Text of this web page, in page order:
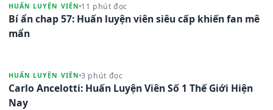
HUẤN LUYỆN VIÊN 11 phút đọc
Bí ẩn chap 57: Huấn luyện viên siêu cấp khiến fan mê
mẩn
HUẤN LUYỆN VIÊN 3 phút đọc
Carlo Ancelotti: Huấn Luyện Viên Số 1 Thế Giới Hiện
Nay